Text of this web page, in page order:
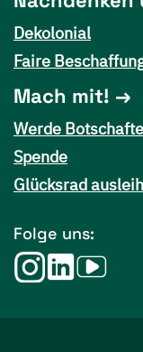
Dekolonial
Faire
Mach mit!
Werde
Spende
Glücksrad
Folge uns: